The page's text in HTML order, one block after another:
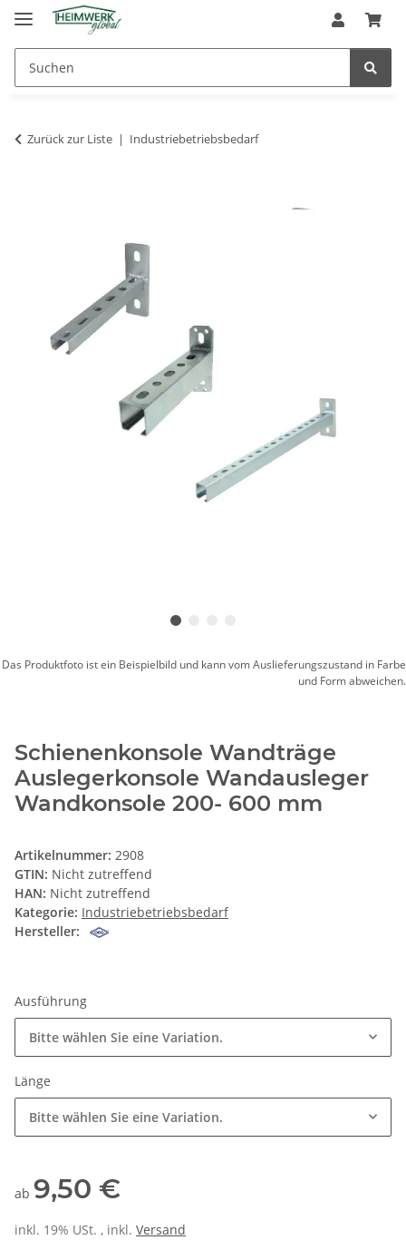
Zurück zur Liste Industriebetriebsbedarf
Das Produktfoto ist ein Beispielbild und kann vom Auslieferungszustand in Farbe
und Form abweichen.
Schienenkonsole Wandträge
Auslegerkonsole Wandausleger
Wandkonsole 200- 600 mm
Artikelnummer: 2908
GTIN: Nicht zutreffend
HAN: Nicht zutreffend
Kategorie: Industriebetriebsbedarf
Hersteller:
Ausführung
Bitte wählen Sie eine Variation.
Länge
Bitte wählen Sie eine Variation.
ab 9,50 €
inkl. 19% USt. , inkl. Versand